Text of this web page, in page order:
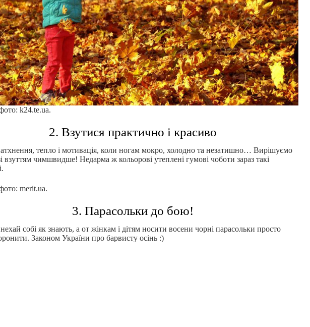
k24.te.ua.
2. Взутися практично і красиво
тепло і мотивація, коли ногам мокро, холодно та незатишно… Вирішуємо
взуттям чимшвидше! Недарма ж кольорові утеплені гумові чоботи зараз такі
merit.ua.
3. Парасольки до бою!
собі як знають, а от жінкам і дітям носити восени чорні парасольки просто
Законом України про барвисту осінь :)